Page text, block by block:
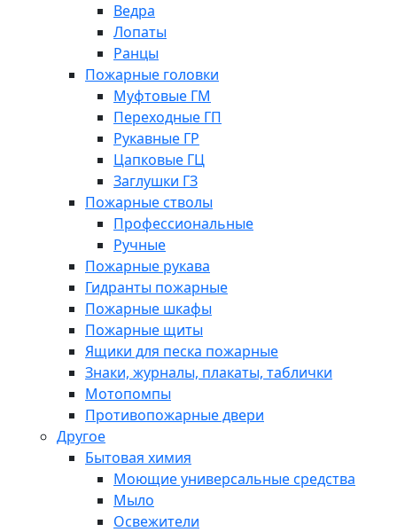
Ведра
Лопаты
Ранцы
Пожарные головки
Муфтовые ГМ
Переходные ГП
Рукавные ГР
Цапковые ГЦ
Заглушки ГЗ
Пожарные стволы
Профессиональные
Ручные
Пожарные рукава
Гидранты пожарные
Пожарные шкафы
Пожарные щиты
Ящики для песка пожарные
Знаки, журналы, плакаты, таблички
Мотопомпы
Противопожарные двери
Другое
Бытовая химия
Моющие универсальные средства
Мыло
Освежители